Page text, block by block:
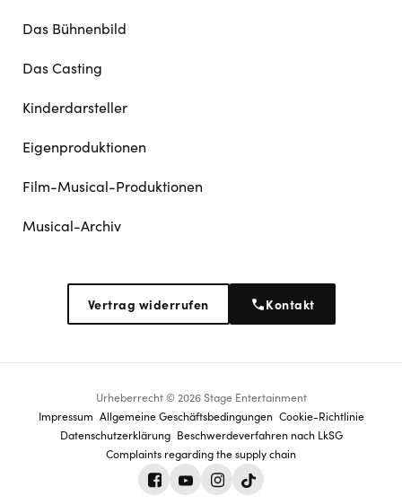
Das Bühnenbild
Das Casting
Kinderdarsteller
Eigenproduktionen
Film-Musical-Produktionen
Musical-Archiv
Vertrag widerrufen Kontakt
Urheberrecht © 2026 Stage Entertainment
Footer
navigation
Impressum Allgemeine Geschäftsbedingungen Cookie-Richtlinie
Datenschutz­erklärung Beschwerdeverfahren nach LkSG
Complaints regarding the supply chain
FacebookYoutubeInstagram
Tiktok